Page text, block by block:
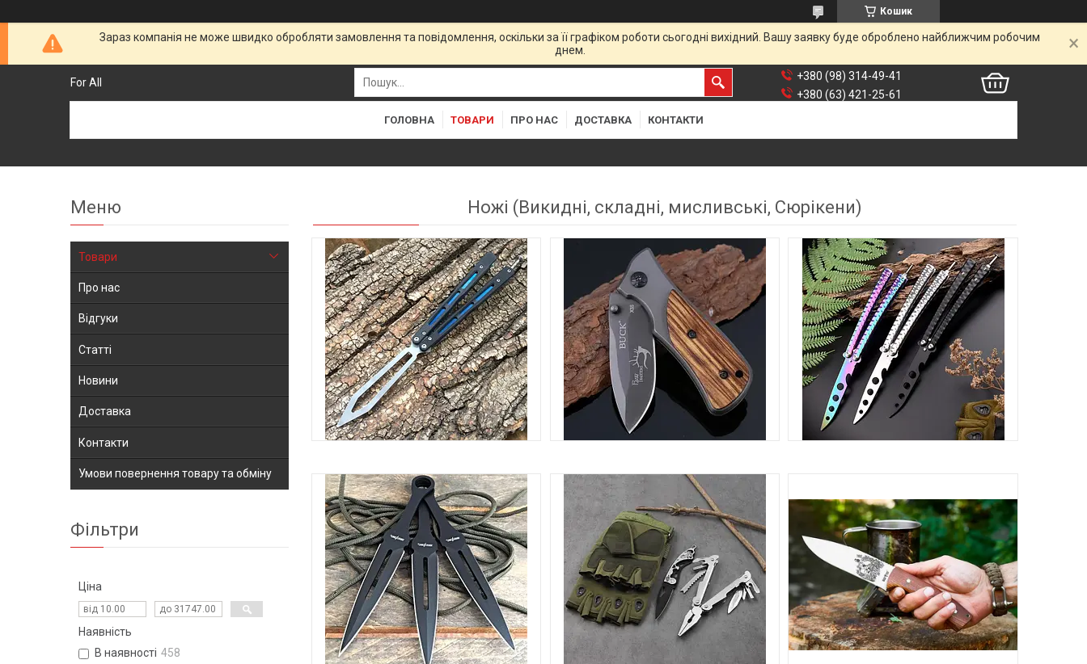
Кошик
Зараз компанія не може швидко обробляти замовлення та повідомлення, оскільки за її графіком роботи сьогодні вихідний. Вашу заявку буде оброблено найближчим робочим
днем.
For All
+380 (98) 314-49-41
+380 (63) 421-25-61
ГОЛОВНА ТОВАРИ ПРО НАС ДОСТАВКА КОНТАКТИ
Ножі (Викидні, складні, мисливські, Сюрікени)
Товари
Про нас
Відгуки
Статті
Новини
Доставка
Контакти
Умови повернення товару та обміну
Фільтри
Ціна
Наявність
В наявності 458